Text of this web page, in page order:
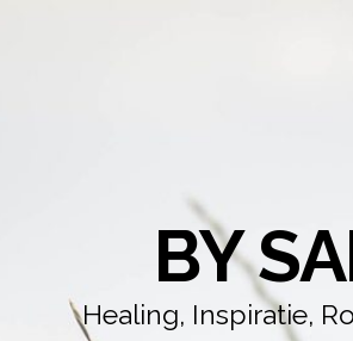
BY
Healing, Inspiratie,